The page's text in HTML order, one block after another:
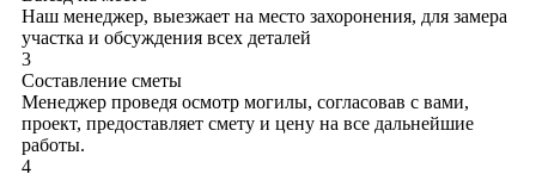
Наш менеджер, выезжает на место захоронения, для замера
участка и обсуждения всех деталей
3
Составление сметы
Менеджер проведя осмотр могилы, согласовав с вами,
проект, предоставляет смету и цену на все дальнейшие
работы.
4